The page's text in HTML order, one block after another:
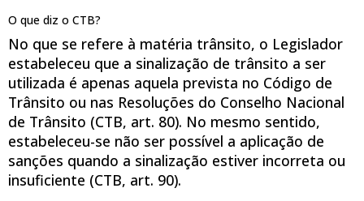
O que diz o CTB?
No que se refere à matéria trânsito, o Legislador
estabeleceu que a sinalização de trânsito a ser
utilizada é apenas aquela prevista no Código de
Trânsito ou nas Resoluções do Conselho Nacional
de Trânsito (CTB, art. 80). No mesmo sentido,
estabeleceu-se não ser possível a aplicação de
sanções quando a sinalização estiver incorreta ou
insuficiente (CTB, art. 90).